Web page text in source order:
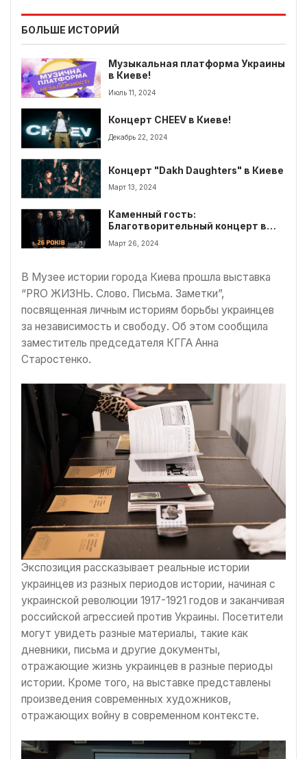
БОЛЬШЕ ИСТОРИЙ
Музыкальная платформа Украины
в Киеве!
Июль 11, 2024
Концерт CHEEV в Киеве!
Декабрь 22, 2024
Концерт "Dakh Daughters" в Киеве
Март 13, 2024
Каменный гость:
Благотворительный концерт в
Киеве
Март 26, 2024
В Музее истории города Киева прошла выставка
“PRO ЖИЗНЬ. Слово. Письма. Заметки”,
посвященная личным историям борьбы украинцев
за независимость и свободу. Об этом сообщила
заместитель председателя КГГА Анна
Старостенко.
Экспозиция рассказывает реальные истории
украинцев из разных периодов истории, начиная с
украинской революции 1917-1921 годов и заканчивая
российской агрессией против Украины. Посетители
могут увидеть разные материалы, такие как
дневники, письма и другие документы,
отражающие жизнь украинцев в разные периоды
истории. Кроме того, на выставке представлены
произведения современных художников,
отражающих войну в современном контексте.